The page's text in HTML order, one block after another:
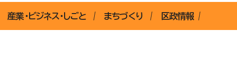
産業・ビジネス・しごと まちづくり 区政情報